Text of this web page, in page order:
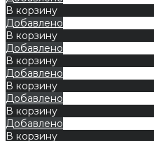
В корзину
Добавлено
В корзину
Добавлено
В корзину
Добавлено
В корзину
Добавлено
В корзину
Добавлено
В корзину